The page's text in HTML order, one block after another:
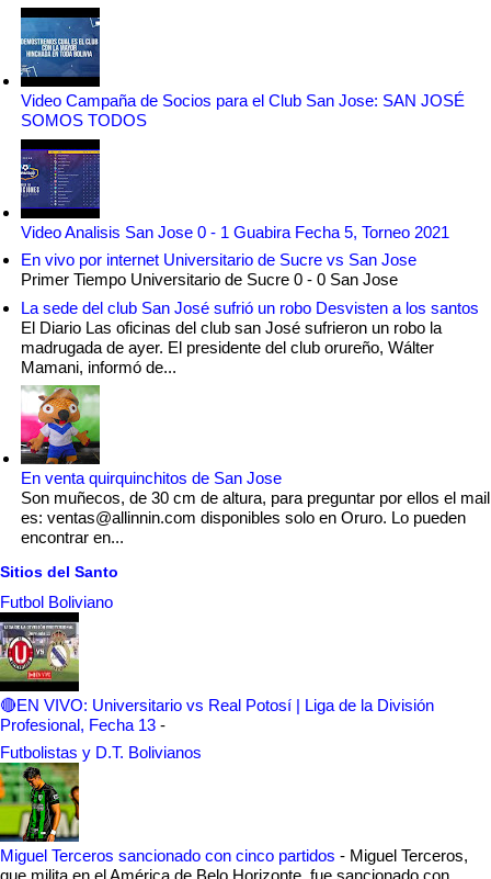
Video Campaña de Socios para el Club San Jose: SAN JOSÉ
SOMOS TODOS
Video Analisis San Jose 0 - 1 Guabira Fecha 5, Torneo 2021
En vivo por internet Universitario de Sucre vs San Jose
Primer Tiempo Universitario de Sucre 0 - 0 San Jose
La sede del club San José sufrió un robo Desvisten a los santos
El Diario Las oficinas del club san José sufrieron un robo la
madrugada de ayer. El presidente del club orureño, Wálter
Mamani, informó de...
En venta quirquinchitos de San Jose
Son muñecos, de 30 cm de altura, para preguntar por ellos el mail
es: ventas@allinnin.com disponibles solo en Oruro. Lo pueden
encontrar en...
Sitios del Santo
Futbol Boliviano
🔴EN VIVO: Universitario vs Real Potosí | Liga de la División
Profesional, Fecha 13 -
Futbolistas y D.T. Bolivianos
Miguel Terceros sancionado con cinco partidos - Miguel Terceros,
que milita en el América de Belo Horizonte, fue sancionado con